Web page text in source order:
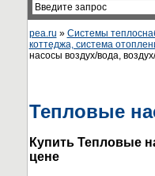
pea.ru » Системы
коттеджа, система
насосы воздух/вода,
Тепловые
Купить Тепловые
цене